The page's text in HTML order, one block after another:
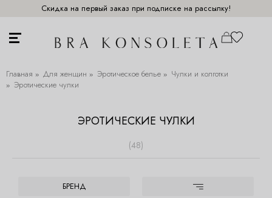
Скидка на первый заказ при подписке на рассылку!
Главная Для женщин Эротическое белье
Чулки и колготки
Эротические чулки
ЭРОТИЧЕСКИЕ ЧУЛКИ
(48)
БРЕНД